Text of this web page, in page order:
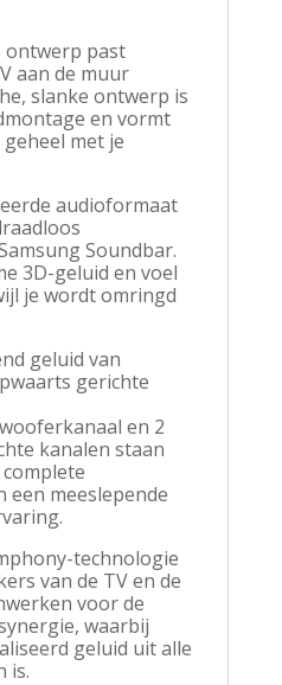
ontwerp past
aan de muur
slanke ontwerp is
en vormt
met je
audioformaat
Soundbar.
3D-geluid en voel
je wordt omringd
geluid van
gerichte
en 2
kanalen staan
een meeslepende
technologie
van de TV en de
voor de
waarbij
geluid uit alle
is.